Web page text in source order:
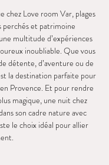
chez Love room Var, plages
perchés et patrimoine
multitude d’expériences
inoubliable. Que vous
détente, d’aventure ou de
la destination parfaite pour
Provence. Et pour rendre
magique, une nuit chez
son cadre nature avec
le choix idéal pour allier